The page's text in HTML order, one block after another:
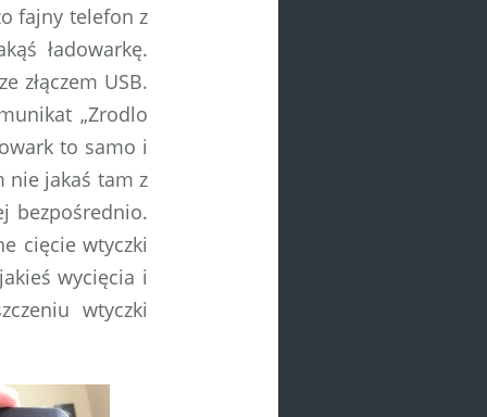
fajny telefon z
ładowarkę.
złączem USB.
„Zrodlo
to samo i
nie jakaś tam z
bezpośrednio.
cięcie wtyczki
wycięcia i
wtyczki